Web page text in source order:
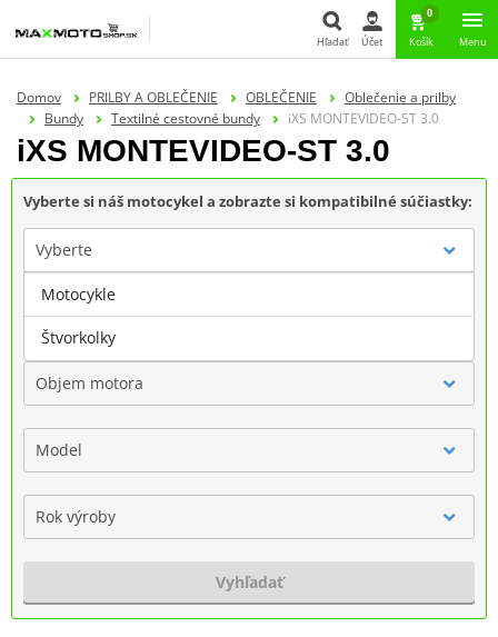
Hľadať
Hľadať Účet
0
Košík Menu
Domov PRILBY A OBLEČENIE OBLEČENIE
Oblečenie a prilby
Bundy
Textilné cestovné bundy iXS MONTEVIDEO-ST 3.0
iXS MONTEVIDEO-ST 3.0
Vyberte si náš motocykel a zobrazte si kompatibilné súčiastky:
Vyberte
Značka
Objem motora
Model
Rok výroby
Vyhľadať
Motocykle
Štvorkolky